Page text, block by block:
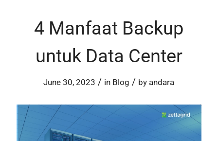
4 Manfaat Backup
untuk Data Center
June 30, 2023 / in Blog / by andara